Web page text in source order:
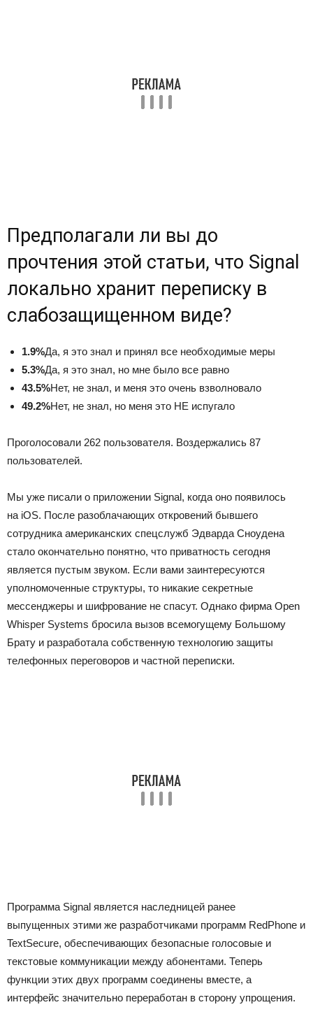
Предполагали ли вы до
прочтения этой статьи, что Signal
локально хранит переписку в
слабозащищенном виде?
1.9%Да, я это знал и принял все необходимые меры
5.3%Да, я это знал, но мне было все равно
43.5%Нет, не знал, и меня это очень взволновало
49.2%Нет, не знал, но меня это НЕ испугало
Проголосовали 262 пользователя. Воздержались 87
пользователей.
Мы уже писали о приложении Signal, когда оно появилось
на iOS. После разоблачающих откровений бывшего
сотрудника американских спецслужб Эдварда Сноудена
стало окончательно понятно, что приватность сегодня
является пустым звуком. Если вами заинтересуются
уполномоченные структуры, то никакие секретные
мессенджеры и шифрование не спасут. Однако фирма Open
Whisper Systems бросила вызов всемогущему Большому
Брату и разработала собственную технологию защиты
телефонных переговоров и частной переписки.
Программа Signal является наследницей ранее
выпущенных этими же разработчиками программ RedPhone и
TextSecure, обеспечивающих безопасные голосовые и
текстовые коммуникации между абонентами. Теперь
функции этих двух программ соединены вместе, а
интерфейс значительно переработан в сторону упрощения.